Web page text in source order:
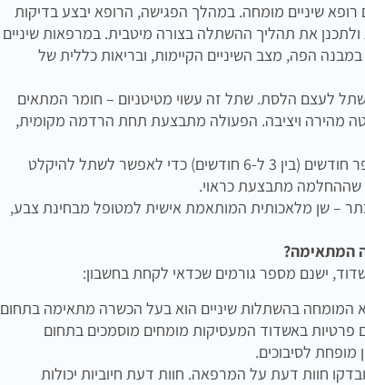
רופא שיניים מומחה. במהלך הפגישה, הרופא יבצע בדיקות
את תהליך ההשתלה בצורה מיטבית. במרפאות שיניים
הפה, מצב השיניים הקיימות, ובריאות כללית של
לעצם הלסת. שתל זה עשוי מטיטניום – חומר המתאים
מהירה ויציבה. הפעולה מתבצעת תחת הרדמה מקומית,
לאחר החדרת השתל, יש להמתין מספר חודשים (בין 3 ל-6 חודשים) כדי לאפשר לשתל להיקלט
שההחלמה מתבצעת כראוי.
– שן מלאכותית המותאמת אישית למטופל מבחינת צבע,
המתאימה?
ישנם מספר גורמים שכדאי לקחת בחשבון:
המומחה בהשתלות שיניים הוא בעל הכשרה מתאימה בתחום
פרטיות באשדוד המעסיקות מומחים מוסמכים בתחום
מופחת לסיבוכים.
חוות דעת על המרפאה. חוות דעת חיוביות יכולות